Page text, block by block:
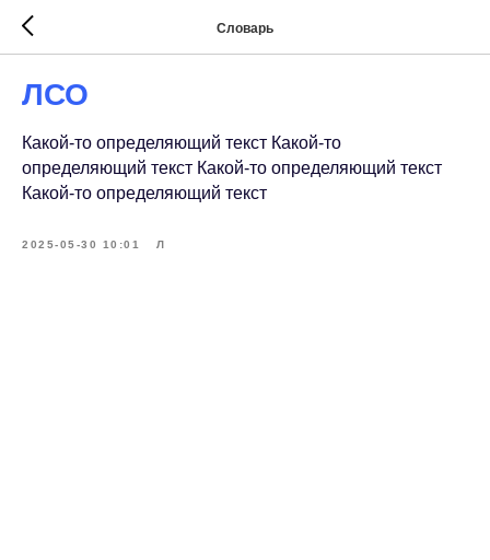
Словарь
ЛСО
Какой-то определяющий текст Какой-то
определяющий текст Какой-то определяющий текст
Какой-то определяющий текст
2025-05-30 10:01 Л